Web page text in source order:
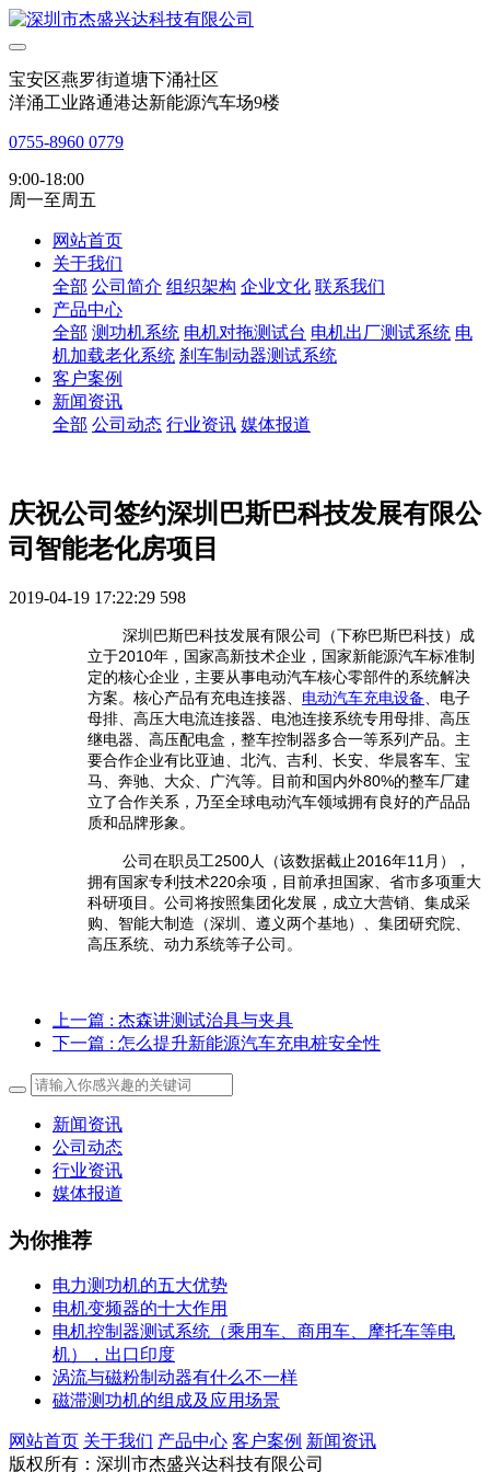
宝安区燕罗街道塘下涌社区
洋涌工业路通港达新能源汽车场9楼
0755-8960 0779
9:00-18:00
周一至周五
网站首页
关于我们
全部 公司简介 组织架构 企业文化 联系我们
产品中心
全部 测功机系统 电机对拖测试台 电机出厂测试系统 电
机加载老化系统 刹车制动器测试系统
客户案例
新闻资讯
全部 公司动态 行业资讯 媒体报道
庆祝公司签约深圳巴斯巴科技发展有限公
司智能老化房项目
2019-04-19 17:22:29 598
深圳巴斯巴科技发展有限公司（下称巴斯巴科技）成
立于2010年，国家高新技术企业，国家新能源汽车标准制
定的核心企业，主要从事电动汽车核心零部件的系统解决
方案。核心产品有充电连接器、 电动汽车充电设备 、电子
母排、高压大电流连接器、电池连接系统专用母排、高压
继电器、高压配电盒，整车控制器多合一等系列产品。主
要合作企业有比亚迪、北汽、吉利、长安、华晨客车、宝
马、奔驰、大众、广汽等。目前和国内外80%的整车厂建
立了合作关系，乃至全球电动汽车领域拥有良好的产品品
质和品牌形象。
公司在职员工2500人（该数据截止2016年11月），
拥有国家专利技术220余项，目前承担国家、省市多项重大
科研项目。公司将按照集团化发展，成立大营销、集成采
购、智能大制造（深圳、遵义两个基地）、集团研究院、
高压系统、动力系统等子公司。
上一篇 : 杰森讲测试治具与夹具
下一篇 : 怎么提升新能源汽车充电桩安全性
新闻资讯
公司动态
行业资讯
媒体报道
为你推荐
电力测功机的五大优势
电机变频器的十大作用
电机控制器测试系统（乘用车、商用车、摩托车等电
机），出口印度
涡流与磁粉制动器有什么不一样
磁滞测功机的组成及应用场景
网站首页 关于我们 产品中心 客户案例 新闻资讯
版权所有：深圳市杰盛兴达科技有限公司